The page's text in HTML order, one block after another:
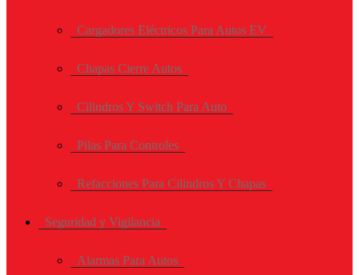
Cargadores Eléctricos Para Autos EV
Chapas Cierre Autos
Cilindros Y Switch Para Auto
Pilas Para Controles
Refacciones Para Cilindros Y Chapas
Seguridad y Vigilancia
Alarmas Para Autos